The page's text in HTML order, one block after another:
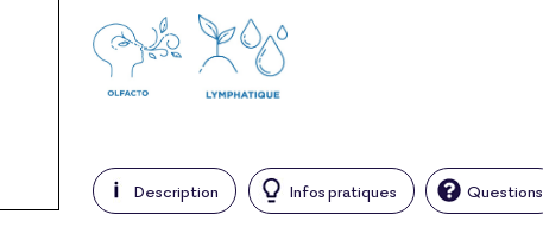
Description Infos pratiques Questions